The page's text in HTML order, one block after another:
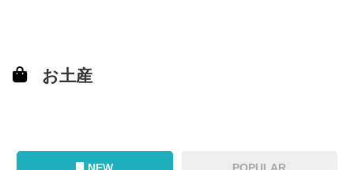
お土産